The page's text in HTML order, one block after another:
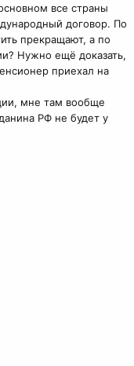
все страны
договор. По
прекращают, а по
Нужно ещё доказать,
приехал на
мне там вообще
РФ не будет у